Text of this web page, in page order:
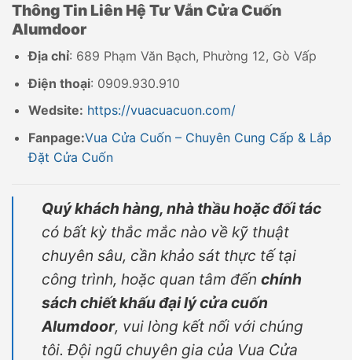
Thông Tin Liên Hệ Tư Vẫn Cửa Cuốn
Alumdoor
Địa chỉ: 689 Phạm Văn Bạch, Phường 12, Gò Vấp
Điện thoại: 0909.930.910
Wedsite: https://vuacuacuon.com/
Fanpage:Vua Cửa Cuốn – Chuyên Cung Cấp & Lắp
Đặt Cửa Cuốn
Quý khách hàng, nhà thầu hoặc đối tác
có bất kỳ thắc mắc nào về kỹ thuật
chuyên sâu, cần khảo sát thực tế tại
công trình, hoặc quan tâm đến chính
sách chiết khấu đại lý cửa cuốn
Alumdoor, vui lòng kết nối với chúng
tôi. Đội ngũ chuyên gia của Vua Cửa